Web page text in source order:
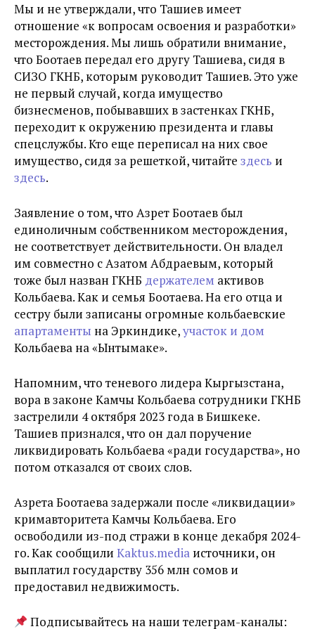
Мы и не утверждали, что Ташиев имеет
отношение «к вопросам освоения и разработки»
месторождения. Мы лишь обратили внимание,
что Боотаев передал его другу Ташиева, сидя в
СИЗО ГКНБ, которым руководит Ташиев. Это уже
не первый случай, когда имущество
бизнесменов, побывавших в застенках ГКНБ,
переходит к окружению президента и главы
спецслужбы. Кто еще переписал на них свое
имущество, сидя за решеткой, читайте здесь и
здесь.
Заявление о том, что Азрет Боотаев был
единоличным собственником месторождения,
не соответствует действительности. Он владел
им совместно с Азатом Абдраевым, который
тоже был назван ГКНБ держателем активов
Кольбаева. Как и семья Боотаева. На его отца и
сестру были записаны огромные кольбаевские
апартаменты на Эркиндике,участок и дом
Кольбаева на «Ынтымаке».
Напомним, что теневого лидера Кыргызстана,
вора в законе Камчы Кольбаева сотрудники ГКНБ
застрелили 4 октября 2023 года в Бишкеке.
Ташиев признался, что он дал поручение
ликвидировать Кольбаева «ради государства», но
потом отказался от своих слов.
Азрета Боотаева задержали после «ликвидации»
кримавторитета Камчы Кольбаева. Его
освободили из-под стражи в конце декабря 2024-
го. Как сообщили Kaktus.media источники, он
выплатил государству 356 млн сомов и
предоставил недвижимость.
Подписывайтесь на наши телеграм-каналы: